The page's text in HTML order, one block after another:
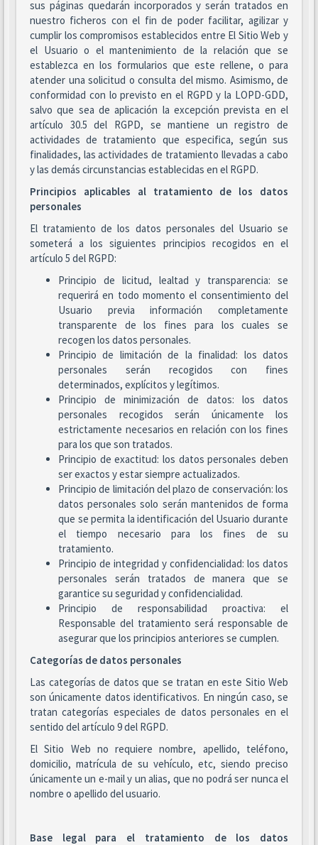
sus páginas quedarán incorporados y serán tratados en
nuestro ficheros con el fin de poder facilitar, agilizar y
cumplir los compromisos establecidos entre El Sitio Web y
el Usuario o el mantenimiento de la relación que se
establezca en los formularios que este rellene, o para
atender una solicitud o consulta del mismo. Asimismo, de
conformidad con lo previsto en el RGPD y la LOPD-GDD,
salvo que sea de aplicación la excepción prevista en el
artículo 30.5 del RGPD, se mantiene un registro de
actividades de tratamiento que especifica, según sus
finalidades, las actividades de tratamiento llevadas a cabo
y las demás circunstancias establecidas en el RGPD.
Principios aplicables al tratamiento de los datos
personales
El tratamiento de los datos personales del Usuario se
someterá a los siguientes principios recogidos en el
artículo 5 del RGPD:
Principio de licitud, lealtad y transparencia: se
requerirá en todo momento el consentimiento del
Usuario previa información completamente
transparente de los fines para los cuales se
recogen los datos personales.
Principio de limitación de la finalidad: los datos
personales serán recogidos con fines
determinados, explícitos y legítimos.
Principio de minimización de datos: los datos
personales recogidos serán únicamente los
estrictamente necesarios en relación con los fines
para los que son tratados.
Principio de exactitud: los datos personales deben
ser exactos y estar siempre actualizados.
Principio de limitación del plazo de conservación: los
datos personales solo serán mantenidos de forma
que se permita la identificación del Usuario durante
el tiempo necesario para los fines de su
tratamiento.
Principio de integridad y confidencialidad: los datos
personales serán tratados de manera que se
garantice su seguridad y confidencialidad.
Principio de responsabilidad proactiva: el
Responsable del tratamiento será responsable de
asegurar que los principios anteriores se cumplen.
Categorías de datos personales
Las categorías de datos que se tratan en este Sitio Web
son únicamente datos identificativos. En ningún caso, se
tratan categorías especiales de datos personales en el
sentido del artículo 9 del RGPD.
El Sitio Web no requiere nombre, apellido, teléfono,
domicilio, matrícula de su vehículo, etc, siendo preciso
únicamente un e-mail y un alias, que no podrá ser nunca el
nombre o apellido del usuario.
Base legal para el tratamiento de los datos